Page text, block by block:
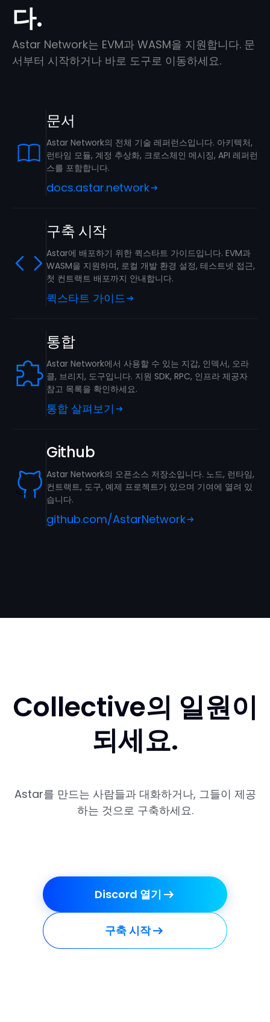
다.
Astar Network는 EVM과 WASM을 지원합니다. 문
서부터 시작하거나 바로 도구로 이동하세요.
문서
Astar Network의 전체 기술 레퍼런스입니다. 아키텍처,
런타임 모듈, 계정 추상화, 크로스체인 메시징, API 레퍼런
스를 포함합니다.
docs.astar.network
구축 시작
Astar에 배포하기 위한 퀵스타트 가이드입니다. EVM과
WASM을 지원하며, 로컬 개발 환경 설정, 테스트넷 접근,
첫 컨트랙트 배포까지 안내합니다.
퀵스타트 가이드
통합
Astar Network에서 사용할 수 있는 지갑, 인덱서, 오라
클, 브리지, 도구입니다. 지원 SDK, RPC, 인프라 제공자
참고 목록을 확인하세요.
통합 살펴보기
Github
Astar Network의 오픈소스 저장소입니다. 노드, 런타임,
컨트랙트, 도구, 예제 프로젝트가 있으며 기여에 열려 있
습니다.
github.com/AstarNetwork
Collective의 일원이
되세요.
Astar를 만드는 사람들과 대화하거나, 그들이 제공
하는 것으로 구축하세요.
Discord 열기
구축 시작